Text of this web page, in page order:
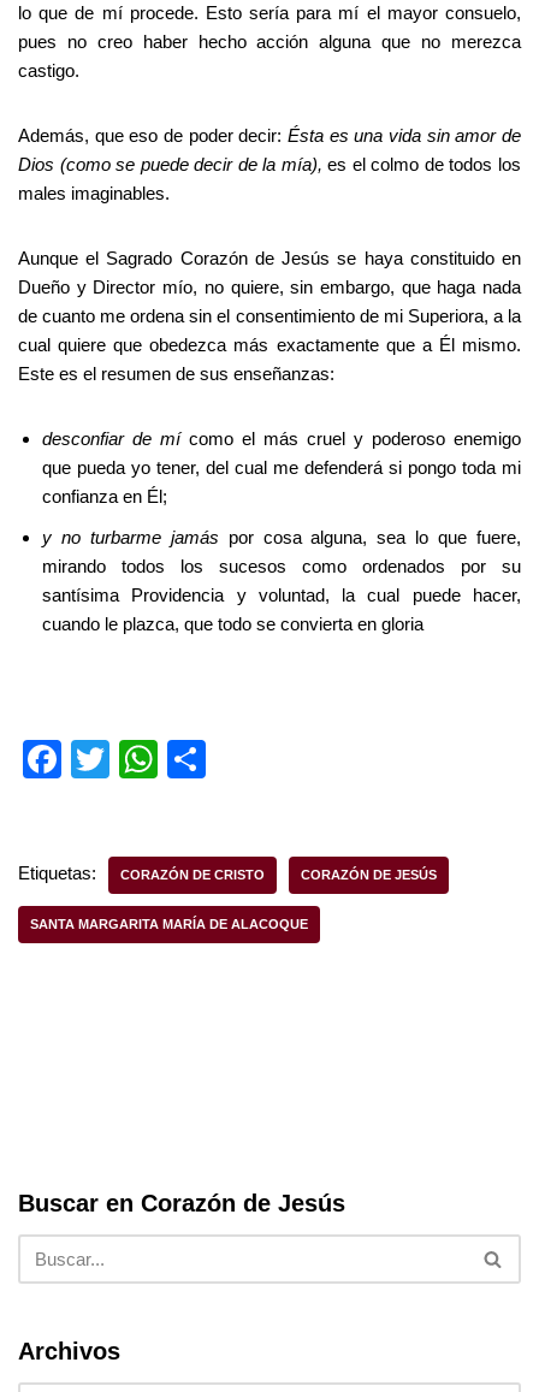
lo que de mí procede. Esto sería para mí el mayor consuelo,
pues no creo haber hecho acción alguna que no merezca
castigo.
Además, que eso de poder decir: Ésta es una vida sin amor de
Dios (como se puede decir de la mía),es el colmo de todos los
males imaginables.
Aunque el Sagrado Corazón de Jesús se haya constituido en
Dueño y Director mío, no quiere, sin embargo, que haga nada
de cuanto me ordena sin el consentimiento de mi Superiora, a la
cual quiere que obedezca más exactamente que a Él mismo.
Este es el resumen de sus enseñanzas:
desconfiar de mí como el más cruel y poderoso enemigo
que pueda yo tener, del cual me defenderá si pongo toda mi
confianza en Él;
y no turbarme jamás por cosa alguna, sea lo que fuere,
mirando todos los sucesos como ordenados por su
santísima Providencia y voluntad, la cual puede hacer,
cuando le plazca, que todo se convierta en gloria
F
e
b
o
T
er
W
s
A
p
e
Etiquetas: CORAZÓN DE CRISTO CORAZÓN DE JESÚS
SANTA MARGARITA MARÍA DE ALACOQUE
Buscar en Corazón de Jesús
Archivos